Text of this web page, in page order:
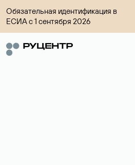
Обязательная идентификация в
ЕСИА с 1 сентября 2026